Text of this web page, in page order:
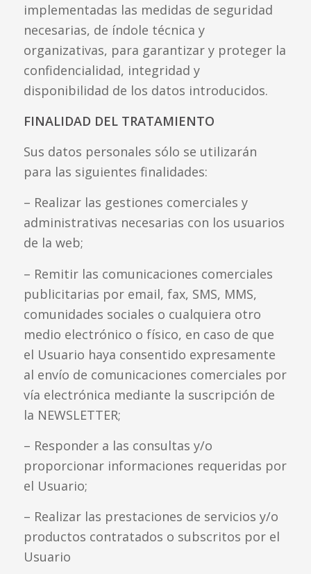
implementadas las medidas de seguridad
necesarias, de índole técnica y
organizativas, para garantizar y proteger la
confidencialidad, integridad y
disponibilidad de los datos introducidos.
FINALIDAD DEL TRATAMIENTO
Sus datos personales sólo se utilizarán
para las siguientes finalidades:
– Realizar las gestiones comerciales y
administrativas necesarias con los usuarios
de la web;
– Remitir las comunicaciones comerciales
publicitarias por email, fax, SMS, MMS,
comunidades sociales o cualquiera otro
medio electrónico o físico, en caso de que
el Usuario haya consentido expresamente
al envío de comunicaciones comerciales por
vía electrónica mediante la suscripción de
la NEWSLETTER;
– Responder a las consultas y/o
proporcionar informaciones requeridas por
el Usuario;
– Realizar las prestaciones de servicios y/o
productos contratados o subscritos por el
Usuario